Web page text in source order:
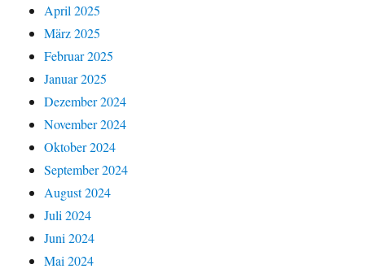
April 2025
März 2025
Februar 2025
Januar 2025
Dezember 2024
November 2024
Oktober 2024
September 2024
August 2024
Juli 2024
Juni 2024
Mai 2024